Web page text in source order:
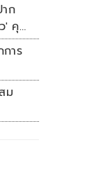
ก
' คุม
าร
ม